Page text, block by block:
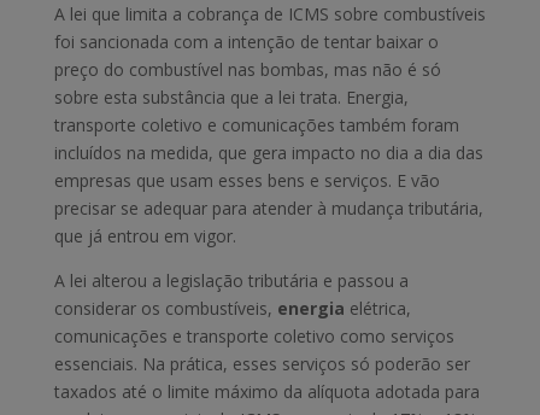
A lei que limita a cobrança de ICMS sobre combustíveis
foi sancionada com a intenção de tentar baixar o
preço do combustível nas bombas, mas não é só
sobre esta substância que a lei trata. Energia,
transporte coletivo e comunicações também foram
incluídos na medida, que gera impacto no dia a dia das
empresas que usam esses bens e serviços. E vão
precisar se adequar para atender à mudança tributária,
que já entrou em vigor.
A lei alterou a legislação tributária e passou a
considerar os combustíveis, energia elétrica,
comunicações e transporte coletivo como serviços
essenciais. Na prática, esses serviços só poderão ser
taxados até o limite máximo da alíquota adotada para